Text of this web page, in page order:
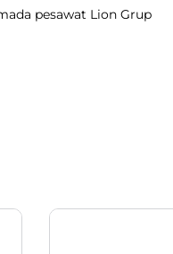
pesawat Lion Grup